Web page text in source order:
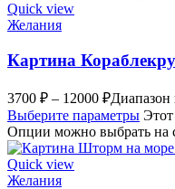
Quick view
Желания
Картина
3700 ₽ – 12000 ₽Диапазон
Выберите параметры Этот
Опции можно выбрать на
Quick view
Желания